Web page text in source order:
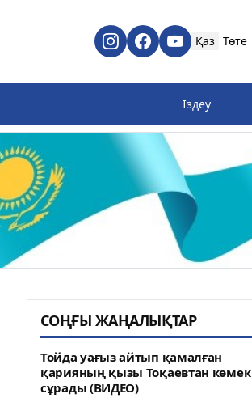
Қаз Төте
СОҢҒЫ ЖАҢАЛЫҚТАР
Тойда уағыз айтып қамалған
қарияның қызы Тоқаевтан көмек
сұрады (ВИДЕО)